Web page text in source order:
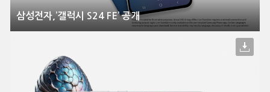
삼성전자,’갤럭시 S24 FE’ 공개